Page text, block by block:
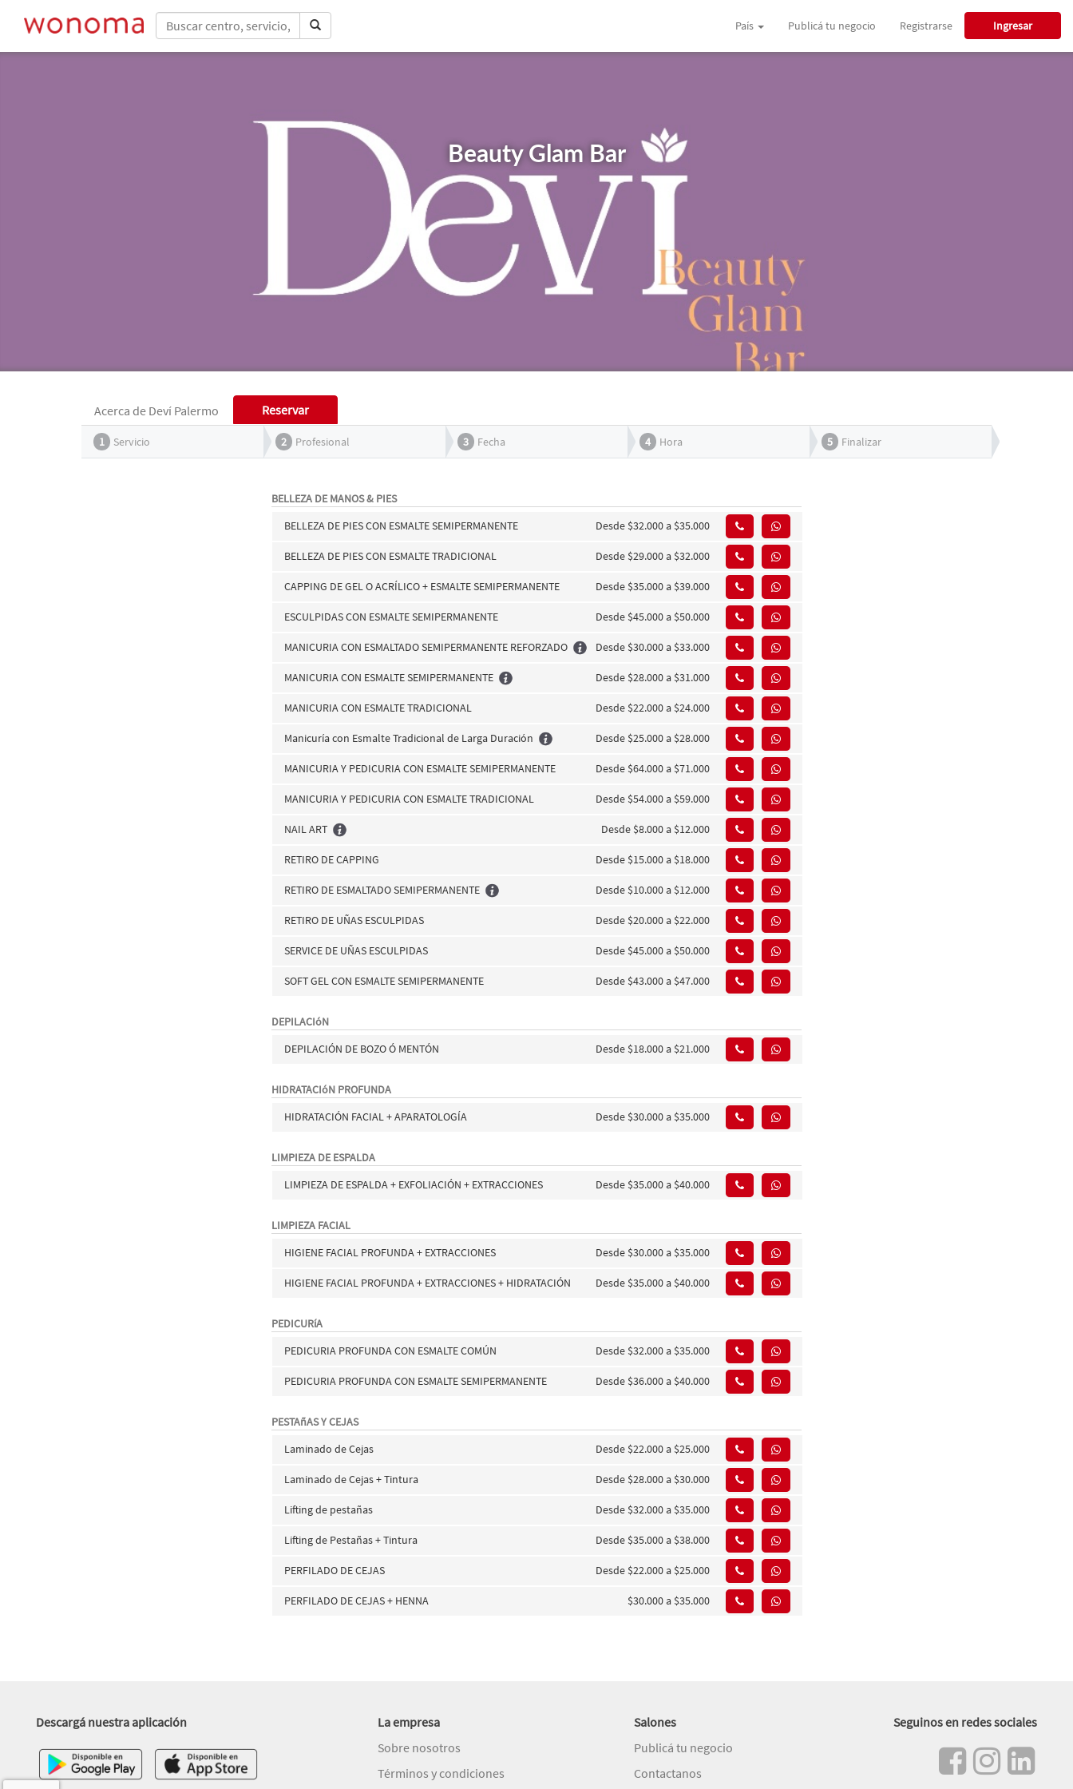
País Publicá tu negocio Registrarse Ingresar
Beauty Glam Bar
Acerca de Deví Palermo Reservar
1 Servicio 2 Profesional 3 Fecha 4 Hora 5 Finalizar
BELLEZA DE MANOS & PIES
BELLEZA DE PIES CON ESMALTE SEMIPERMANENTE
Desde $32.000 a $35.000
BELLEZA DE PIES CON ESMALTE TRADICIONAL Desde $29.000 a $32.000
CAPPING DE GEL O ACRÍLICO + ESMALTE SEMIPERMANENTE Desde $35.000 a $39.000
ESCULPIDAS CON ESMALTE SEMIPERMANENTE Desde $45.000 a $50.000
MANICURIA CON ESMALTADO SEMIPERMANENTE REFORZADO Desde $30.000 a $33.000
MANICURIA CON ESMALTE SEMIPERMANENTE Desde $28.000 a $31.000
MANICURIA CON ESMALTE TRADICIONAL Desde $22.000 a $24.000
Manicuría con Esmalte Tradicional de Larga Duración Desde $25.000 a $28.000
MANICURIA Y PEDICURIA CON ESMALTE SEMIPERMANENTE Desde $64.000 a $71.000
MANICURIA Y PEDICURIA CON ESMALTE TRADICIONAL Desde $54.000 a $59.000
NAIL ART Desde $8.000 a $12.000
RETIRO DE CAPPING Desde $15.000 a $18.000
RETIRO DE ESMALTADO SEMIPERMANENTE Desde $10.000 a $12.000
RETIRO DE UÑAS ESCULPIDAS Desde $20.000 a $22.000
SERVICE DE UÑAS ESCULPIDAS Desde $45.000 a $50.000
SOFT GEL CON ESMALTE SEMIPERMANENTE Desde $43.000 a $47.000
DEPILACIóN
DEPILACIÓN DE BOZO Ó MENTÓN
Desde $18.000 a $21.000
HIDRATACIóN PROFUNDA
HIDRATACIÓN FACIAL + APARATOLOGÍA
Desde $30.000 a $35.000
LIMPIEZA DE ESPALDA
LIMPIEZA DE ESPALDA + EXFOLIACIÓN + EXTRACCIONES
Desde $35.000 a $40.000
LIMPIEZA FACIAL
HIGIENE FACIAL PROFUNDA + EXTRACCIONES
Desde $30.000 a $35.000
HIGIENE FACIAL PROFUNDA + EXTRACCIONES + HIDRATACIÓN Desde $35.000 a $40.000
PEDICURíA
PEDICURIA PROFUNDA CON ESMALTE COMÚN
Desde $32.000 a $35.000
PEDICURIA PROFUNDA CON ESMALTE SEMIPERMANENTE Desde $36.000 a $40.000
PESTAñAS Y CEJAS
Laminado de Cejas
Desde $22.000 a $25.000
Laminado de Cejas + Tintura Desde $28.000 a $30.000
Lifting de pestañas Desde $32.000 a $35.000
Lifting de Pestañas + Tintura Desde $35.000 a $38.000
PERFILADO DE CEJAS Desde $22.000 a $25.000
PERFILADO DE CEJAS + HENNA $30.000 a $35.000
Descargá nuestra aplicación
La empresa
Sobre nosotros
Términos y condiciones
Salones
Publicá tu negocio
Contactanos
Seguinos en redes sociales